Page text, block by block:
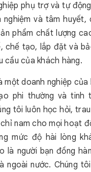
phụ trợ và tự
nghiệm và tâm
phẩm chất lượng
chế tạo, lắp đặt và
cầu của khách hàng.
một doanh nghiệp
phi thường và tinh
tôi luôn học hỏi,
nam cho mọi hoạt
mức độ hài lòng
là người bạn đồng
ngoài nước. Chúng